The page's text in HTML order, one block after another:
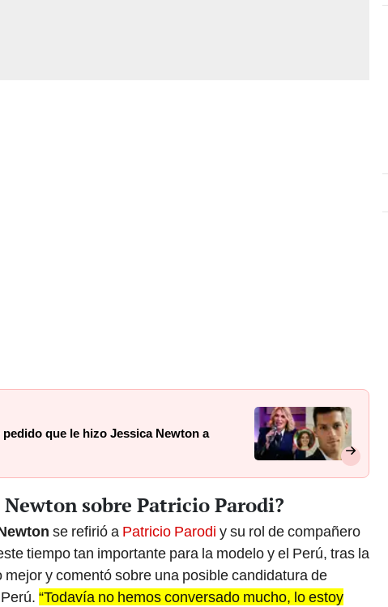
que le hizo Jessica Newton a
Newton sobre Patricio Parodi?
se refirió a Patricio Parodi y su rol de compañero
tiempo tan importante para la modelo y el Perú, tras la
y comentó sobre una posible candidatura de
“Todavía no hemos conversado mucho, lo estoy